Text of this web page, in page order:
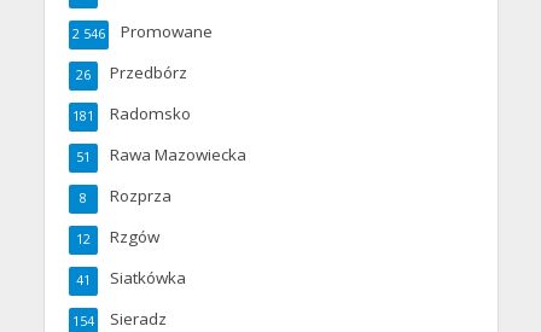
Promowane
2 546
Przedbórz
26
Radomsko
181
Rawa Mazowiecka
51
Rozprza
8
Rzgów
12
Siatkówka
41
Sieradz
154